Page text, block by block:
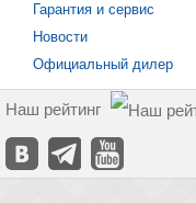
Гарантия и сервис
Новости
Официальный дилер
Наш рейтинг